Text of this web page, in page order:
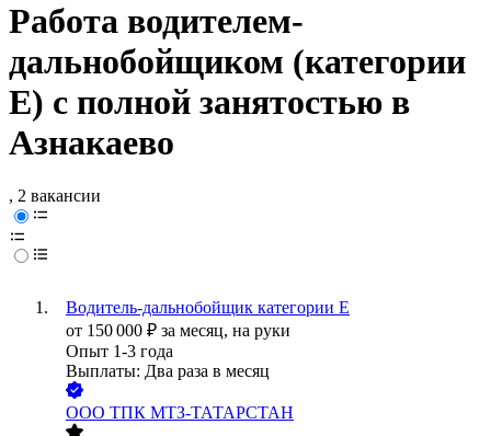
Работа водителем-
дальнобойщиком (категории
Е) с полной занятостью в
Азнакаево
, 2 вакансии
Водитель-дальнобойщик категории Е
от 150 000 ₽ за месяц, на руки
Опыт 1-3 года
Выплаты: Два раза в месяц
ООО ТПК МТЗ-ТАТАРСТАН